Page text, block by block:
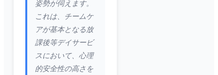
姿勢が伺えます。
これは、チームケ
アが基本となる放
課後等デイサービ
スにおいて、心理
的安全性の高さを